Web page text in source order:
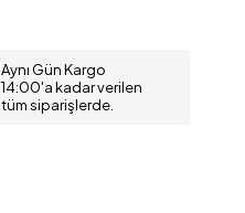
Aynı Gün Kargo
14:00'a kadar verilen
tüm siparişlerde.